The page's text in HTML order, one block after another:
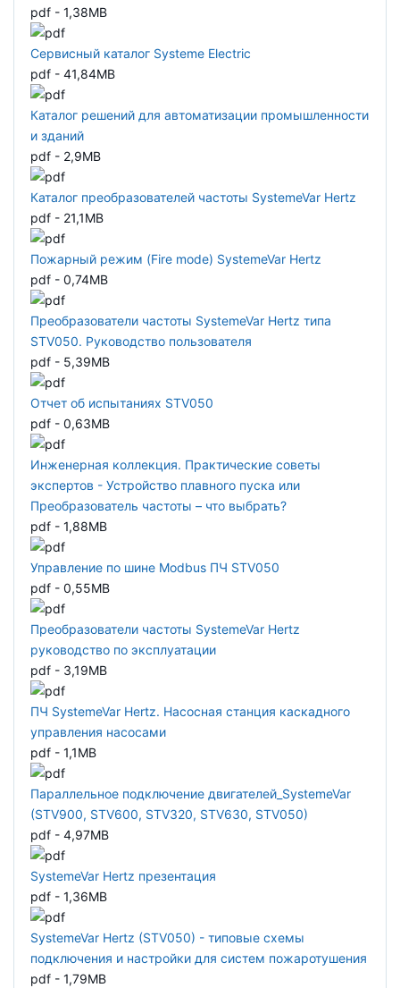
pdf - 1,38MB
Сервисный каталог Systeme Electric
pdf - 41,84MB
Каталог решений для автоматизации промышленности
и зданий
pdf - 2,9MB
Каталог преобразователей частоты SystemeVar Hertz
pdf - 21,1MB
Пожарный режим (Fire mode) SystemeVar Hertz
pdf - 0,74MB
Преобразователи частоты SystemeVar Hertz типа
STV050. Руководство пользователя
pdf - 5,39MB
Отчет об испытаниях STV050
pdf - 0,63MB
Инженерная коллекция. Практические советы
экспертов - Устройство плавного пуска или
Преобразователь частоты – что выбрать?
pdf - 1,88MB
Управление по шине Modbus ПЧ STV050
pdf - 0,55MB
Преобразователи частоты SystemeVar Hertz
руководство по эксплуатации
pdf - 3,19MB
ПЧ SystemeVar Hertz. Насосная станция каскадного
управления насосами
pdf - 1,1MB
Параллельное подключение двигателей_SystemeVar
(STV900, STV600, STV320, STV630, STV050)
pdf - 4,97MB
SystemeVar Hertz презентация
pdf - 1,36MB
SystemeVar Hertz (STV050) - типовые схемы
подключения и настройки для систем пожаротушения
pdf - 1,79MB